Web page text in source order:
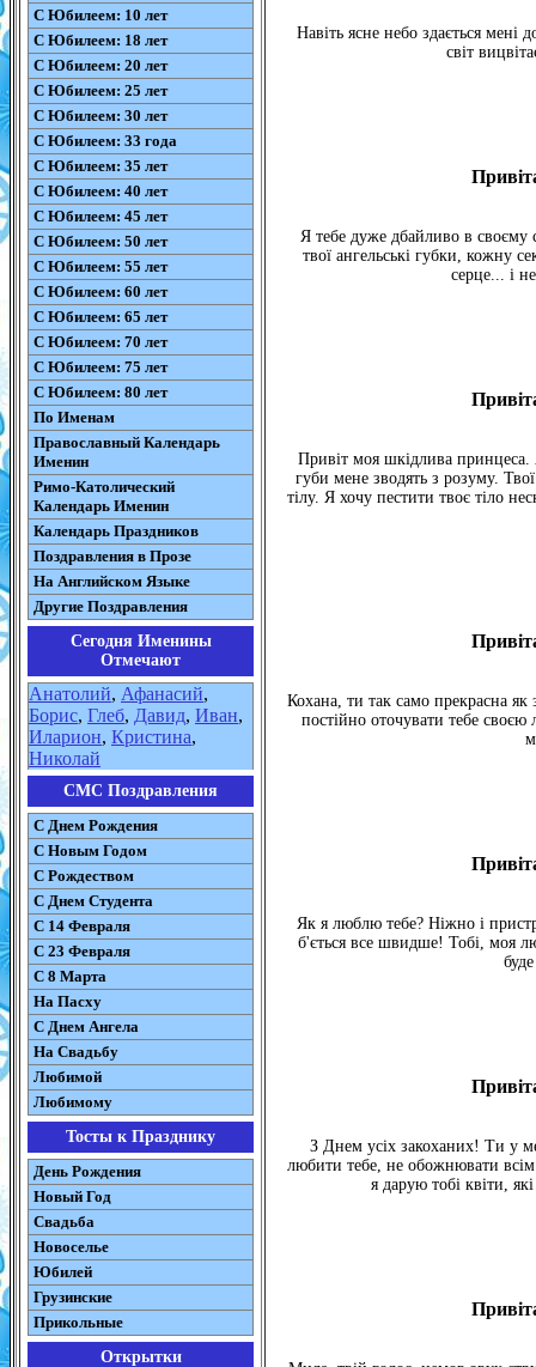
С Юбилеем: 10 лет
С Юбилеем: 18 лет
С Юбилеем: 20 лет
С Юбилеем: 25 лет
С Юбилеем: 30 лет
С Юбилеем: 33 года
С Юбилеем: 35 лет
С Юбилеем: 40 лет
С Юбилеем: 45 лет
С Юбилеем: 50 лет
С Юбилеем: 55 лет
С Юбилеем: 60 лет
С Юбилеем: 65 лет
С Юбилеем: 70 лет
С Юбилеем: 75 лет
С Юбилеем: 80 лет
По Именам
Православный Календарь
Именин
Римо-Католический
Календарь Именин
Календарь Праздников
Поздравления в Прозе
На Английском Языке
Другие Поздравления
Сегодня Именины
Отмечают
Анатолий, Афанасий,
Борис, Глеб, Давид, Иван,
Иларион, Кристина,
Николай
СМС Поздравления
С Днем Рождения
С Новым Годом
С Рождеством
C Днем Студента
С 14 Февраля
С 23 Февраля
С 8 Марта
На Пасху
C Днем Ангела
На Свадьбу
Любимой
Любимому
Тосты к Празднику
День Рождения
Новый Год
Свадьба
Новоселье
Юбилей
Грузинские
Прикольные
Открытки
Навіть ясне небо здається
світ
Я тебе дуже дбайливо в своєму
твої ангельські губки, кожну
серце... і
Привіт моя шкідлива
губи мене зводять з розуму.
тілу. Я хочу пестити твоє тіло
Кохана, ти так само прекрасна
постійно оточувати тебе
Як я люблю тебе? Ніжно і
б'ється все швидше! Тобі, моя
З Днем усіх закоханих! Ти у
любити тебе, не обожнювати
я дарую тобі квіти,